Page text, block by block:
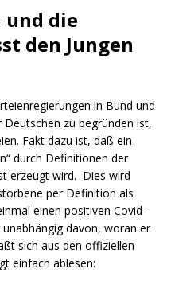
und die
den Jungen
in Bund und
zu begründen ist,
Fakt dazu ist, daß ein
durch Definitionen der
erzeugt wird. Dies wird
per Definition als
einen positiven Covid-
davon, woran er
sich aus den offiziellen
einfach ablesen: